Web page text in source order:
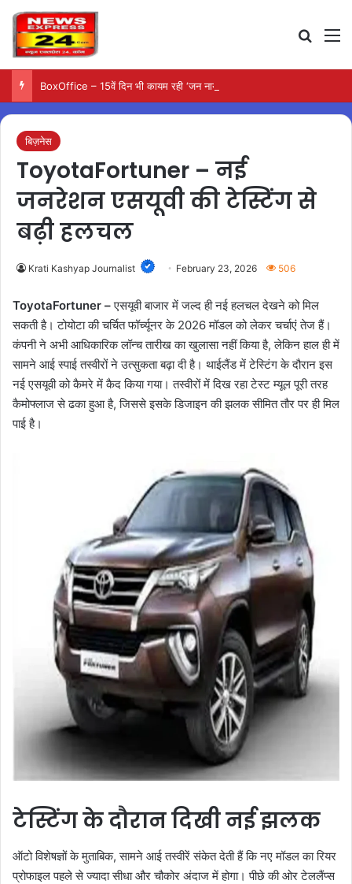
बिज़नेस
ToyotaFortuner – नई
जनरेशन एसयूवी की टेस्टिंग से
बढ़ी हलचल
Krati Kashyap Journalist February 23, 2026 506
ToyotaFortuner –एसयूवी बाजार में जल्द ही नई हलचल देखने को मिल
सकती है। टोयोटा की चर्चित फॉर्च्यूनर के 2026 मॉडल को लेकर चर्चाएं तेज हैं।
कंपनी ने अभी आधिकारिक लॉन्च तारीख का खुलासा नहीं किया है, लेकिन हाल ही में
सामने आई स्पाई तस्वीरों ने उत्सुकता बढ़ा दी है। थाईलैंड में टेस्टिंग के दौरान इस
नई एसयूवी को कैमरे में कैद किया गया। तस्वीरों में दिख रहा टेस्ट म्यूल पूरी तरह
कैमोफ्लाज से ढका हुआ है, जिससे इसके डिजाइन की झलक सीमित तौर पर ही मिल
पाई है।
टेस्टिंग के दौरान दिखी नई झलक
ऑटो विशेषज्ञों के मुताबिक, सामने आई तस्वीरें संकेत देती हैं कि नए मॉडल का रियर
प्रोफाइल पहले से ज्यादा सीधा और चौकोर अंदाज में होगा। पीछे की ओर टेललैंप्स